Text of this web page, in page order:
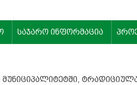
საჯარო ინფორმაცია
მუნიციპალიტეტში,